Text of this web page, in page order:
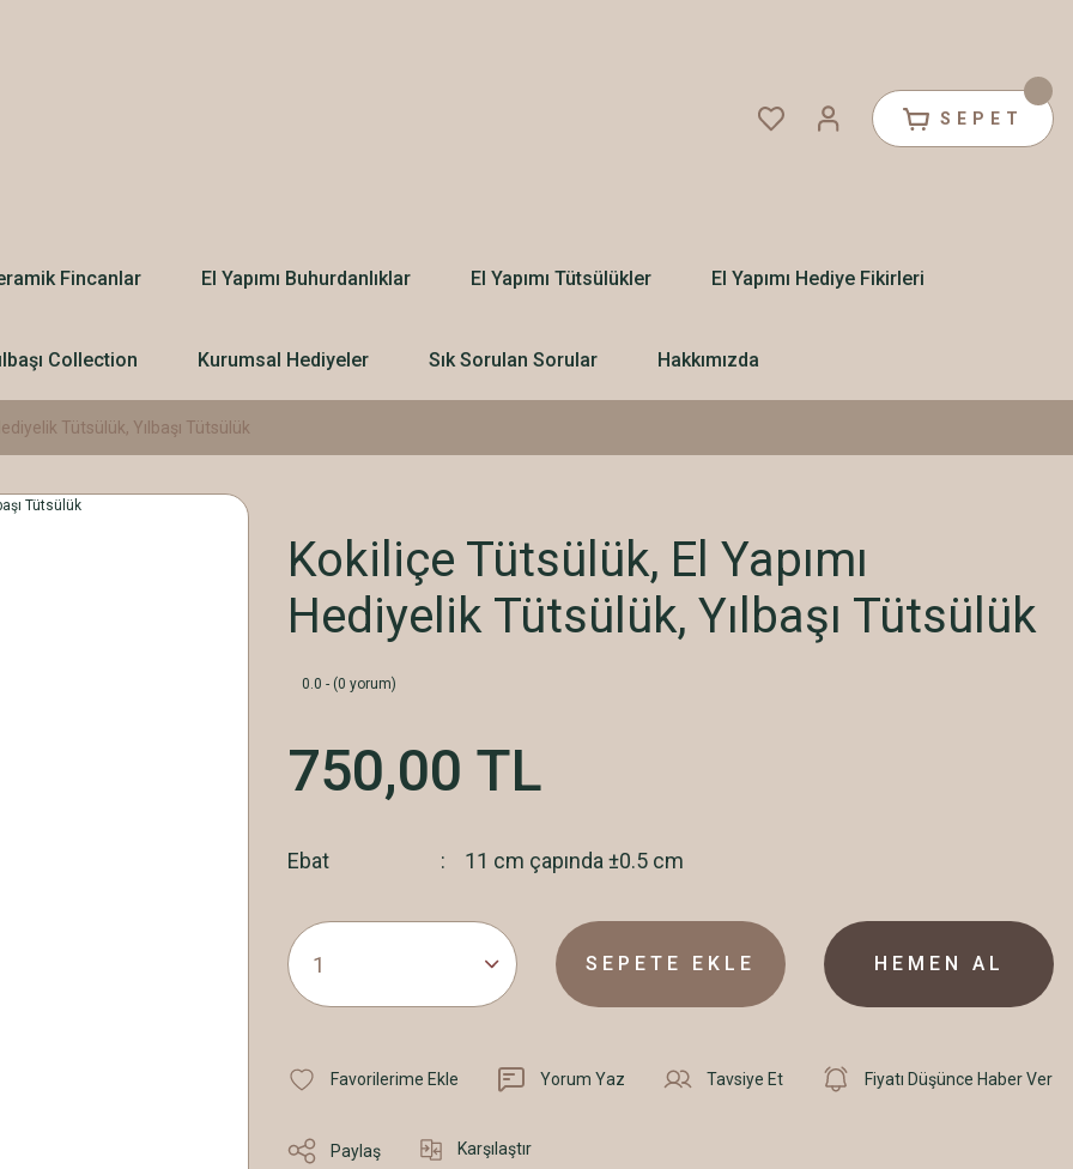
SEPET
Fincanlar El Yapımı Buhurdanlıklar El Yapımı Tütsülükler El Yapımı Hediye Fikirleri
Collection Kurumsal Hediyeler Sık Sorulan Sorular Hakkımızda
Tütsülük, Yılbaşı Tütsülük
Kokiliçe Tütsülük, El Yapımı
Hediyelik Tütsülük, Yılbaşı Tütsülük
0.0 - (0 yorum)
750,00 TL
Ebat 11 cm çapında ±0.5 cm
SEPETE EKLE HEMEN AL
Yorum Yaz Tavsiye Et Fiyatı Düşünce Haber Ver
Paylaş Karşılaştır